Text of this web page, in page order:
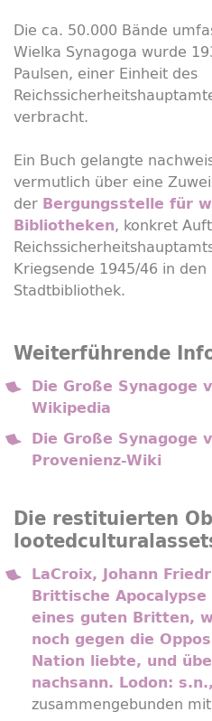
Die ca. 50.000 Bände
Wielka Synagoga wurde
Paulsen, einer Einheit des
verbracht.
Ein Buch gelangte
vermutlich über eine
der Bergungsstelle für
Bibliotheken, konkret
Kriegsende 1945/46 in
Stadtbibliothek.
Weiterführende
Die Große Synagoge
Wikipedia
Die Große Synagoge
Provenienz-Wiki
Die restituierten
LaCroix, Johann
Brittische
eines guten Britten,
noch gegen die
Nation liebte, und
nachsann. Lodon:
zusammengebunden